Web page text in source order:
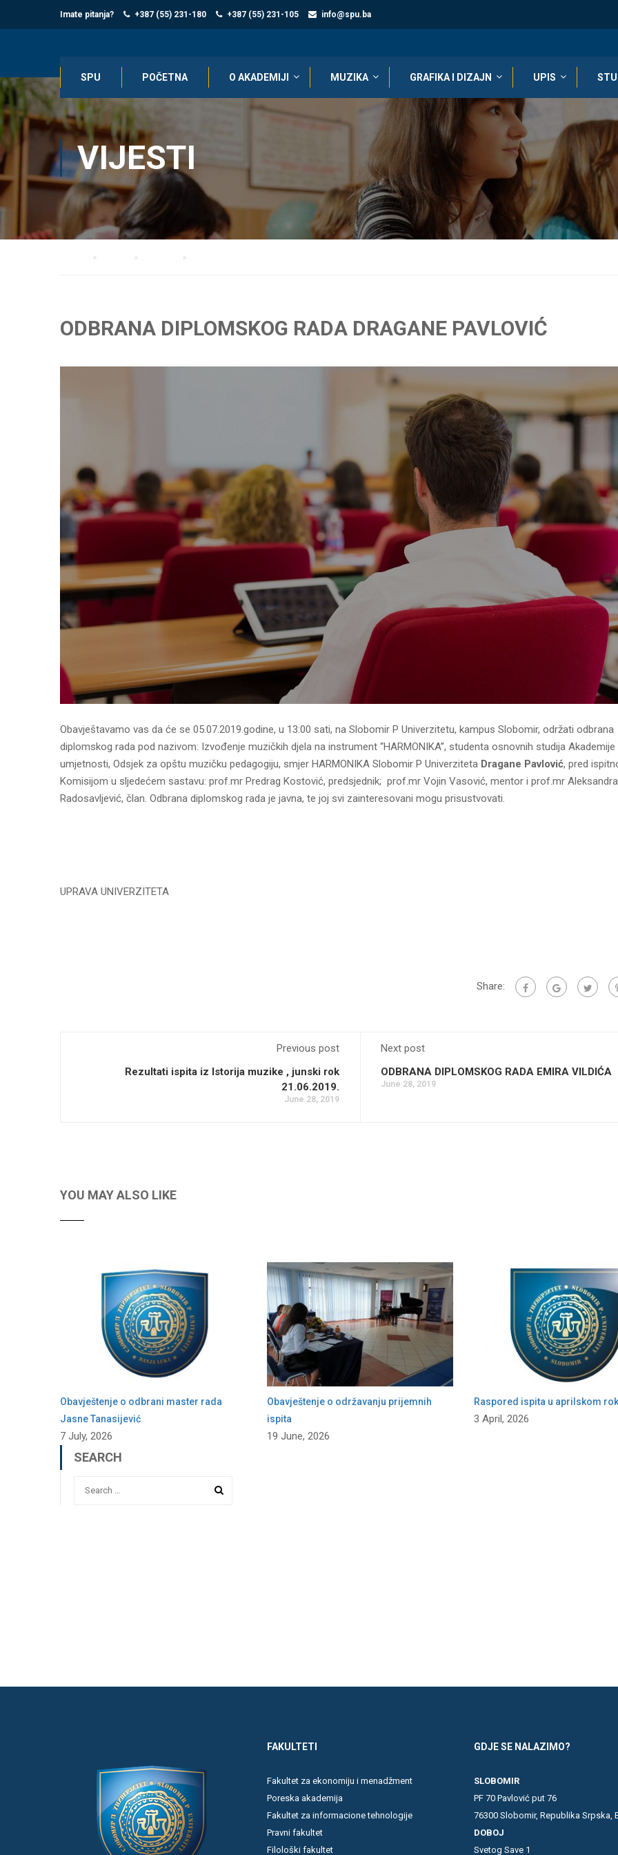
Imate pitanja? +387 (55) 231-180 +387 (55) 231-105 info@spu.ba
SPU POČETNA O AKADEMIJI MUZIKA GRAFIKA I DIZAJN UPIS
VIJESTI
ODBRANA DIPLOMSKOG RADA DRAGANE PAVLOVIĆ
Obavještavamo vas da će se 05.07.2019.godine, u 13:00 sati, na Slobomir P Univerzitetu, kampus Slobomir, održati odbrana
diplomskog rada pod nazivom: Izvođenje muzičkih djela na instrument “HARMONIKA”, studenta osnovnih studija Akademije
umjetnosti, Odsjek za opštu muzičku pedagogiju, smjer HARMONIKA Slobomir P Univerziteta Dragane Pavlović, pred
Komisijom u sljedećem sastavu: prof.mr Predrag Kostović, predsjednik; prof.mr Vojin Vasović, mentor i prof.mr Aleksandra
Radosavljević, član. Odbrana diplomskog rada je javna, te joj svi zainteresovani mogu prisustvovati.
UPRAVA UNIVERZITETA
Share:
Previous post
Rezultati ispita iz Istorija muzike , junski rok
21.06.2019.
June 28, 2019
Next post
ODBRANA DIPLOMSKOG RADA EMIRA VILDIĆA
June 28, 2019
YOU MAY ALSO LIKE
Obavještenje o odbrani master rada
Jasne Tanasijević
7 July, 2026
Obavještenje o održavanju prijemnih
ispita
19 June, 2026
Raspored ispita u aprilskom
3 April, 2026
SEARCH
FAKULTETI
Fakultet za ekonomiju i menadžment
Poreska akademija
Fakultet za informacione tehnologije
Pravni fakultet
Filološki fakultet
GDJE SE NALAZIMO?
SLOBOMIR
PF 70 Pavlović put 76
76300 Slobomir, Republika Srpska,
DOBOJ
Svetog Save 1